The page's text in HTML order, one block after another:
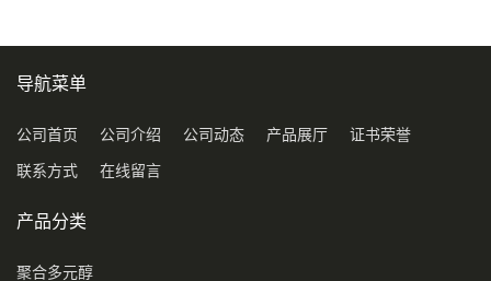
导航菜单
公司首页 公司介绍 公司动态 产品展厅 证书荣誉
联系方式 在线留言
产品分类
聚合多元醇